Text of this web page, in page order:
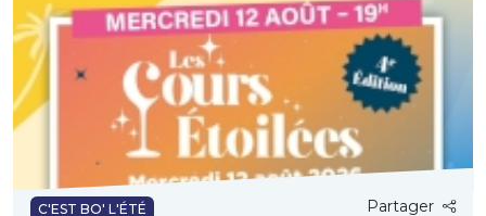
C'EST BO' L'ÉTÉ Partager